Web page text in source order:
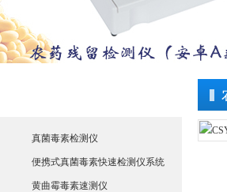
真菌毒素检测仪
便携式真菌毒素快速检测仪系统
黄曲霉毒素速测仪